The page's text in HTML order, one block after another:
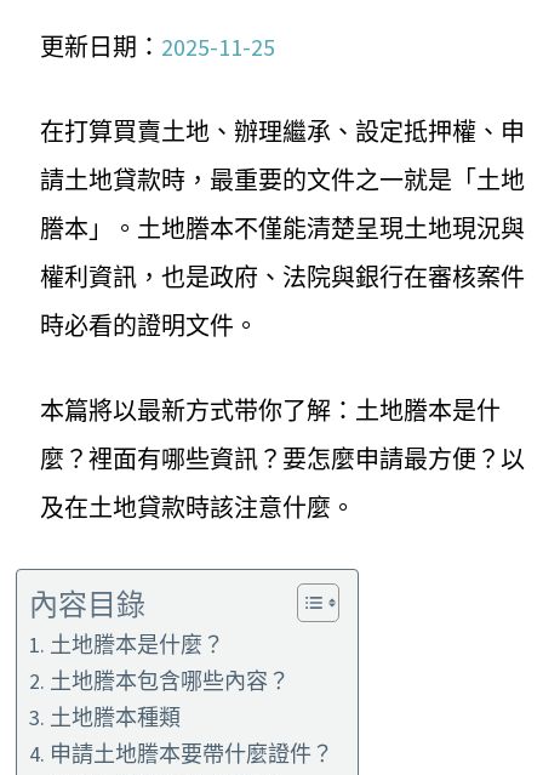
更新日期： 2025-11-25
在打算買賣土地、辦理繼承、設定抵押權、申
請土地貸款時，最重要的文件之一就是「土地
謄本」。土地謄本不僅能清楚呈現土地現況與
權利資訊，也是政府、法院與銀行在審核案件
時必看的證明文件。
本篇將以最新方式带你了解：土地謄本是什
麼？裡面有哪些資訊？要怎麼申請最方便？以
及在土地貸款時該注意什麼。
內容目錄
土地謄本是什麼？
土地謄本包含哪些內容？
土地謄本種類
申請土地謄本要帶什麼證件？